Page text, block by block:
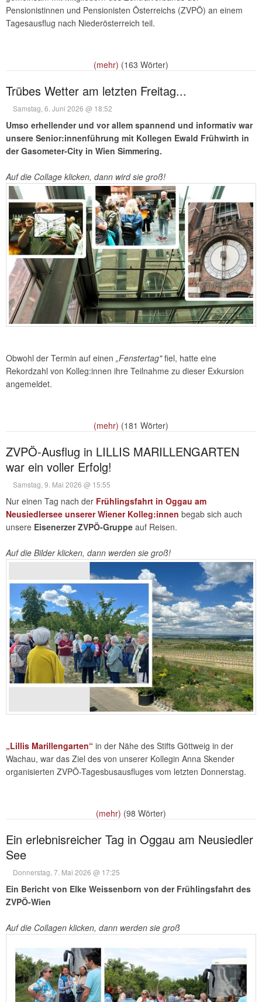
Pensionistinnen und Pensionisten Österreichs (ZVPÖ) an einem
Tagesausflug nach Niederösterreich teil.
(mehr) (163 Wörter)
Trübes Wetter am letzten Freitag...
Samstag, 6. Juni 2026 @ 18:52
Umso erhellender und vor allem spannend und informativ war
unsere Senior:innenführung mit Kollegen Ewald Frühwirth in
der Gasometer-City in Wien Simmering.
Auf die Collage klicken, dann wird sie groß!
Obwohl der Termin auf einen „Fenstertag"fiel, hatte eine
Rekordzahl von Kolleg:innen ihre Teilnahme zu dieser Exkursion
angemeldet.
(mehr) (181 Wörter)
ZVPÖ-Ausflug in LILLIS MARILLENGARTEN
war ein voller Erfolg!
Samstag, 9. Mai 2026 @ 15:55
Nur einen Tag nach der Frühlingsfahrt in Oggau am
Neusiedlersee unserer Wiener Kolleg:innen begab sich auch
unsere Eisenerzer ZVPÖ-Gruppe auf Reisen.
Auf die Bilder klicken, dann werden sie groß!
„Lillis Marillengarten“ in der Nähe des Stifts Göttweig in der
Wachau, war das Ziel des von unserer Kollegin Anna Skender
organisierten ZVPÖ-Tagesbusausfluges vom letzten Donnerstag.
(mehr) (98 Wörter)
Ein erlebnisreicher Tag in Oggau am Neusiedler
See
Donnerstag, 7. Mai 2026 @ 17:25
Ein Bericht von Elke Weissenborn von der Frühlingsfahrt des
ZVPÖ-Wien
Auf die Collagen klicken, dann werden sie groß